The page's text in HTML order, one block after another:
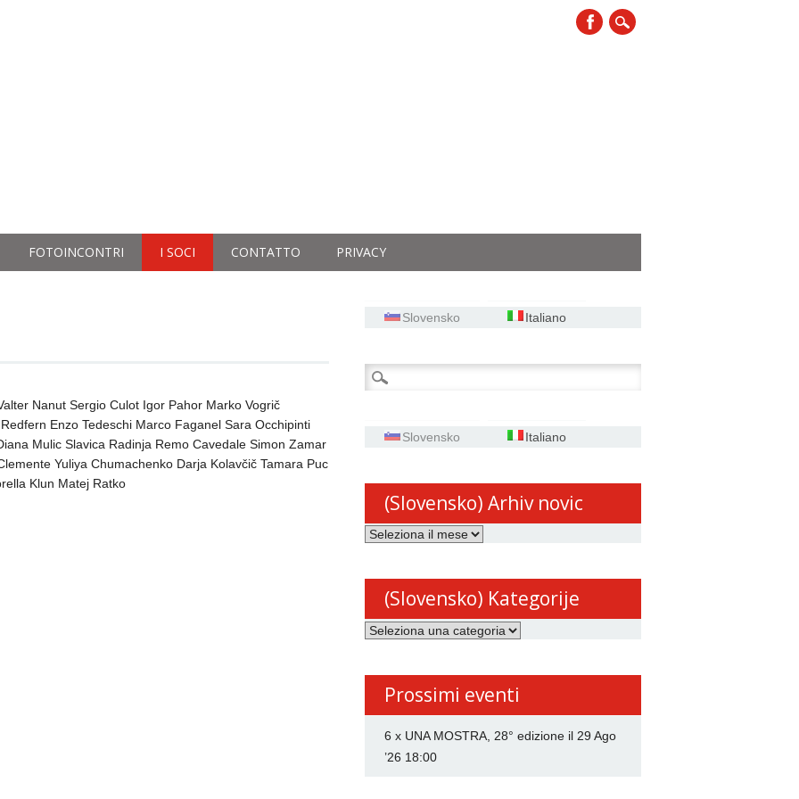
FOTOINCONTRI I SOCI CONTATTO PRIVACY
Nanut Sergio Culot Igor Pahor Marko Vogrič
Enzo Tedeschi Marco Faganel Sara Occhipinti
Mulic Slavica Radinja Remo Cavedale Simon Zamar
Yuliya Chumachenko Darja Kolavčič Tamara Puc
Klun Matej Ratko
Slovensko Italiano
Ricerca
per:
Slovensko Italiano
(Slovensko) Arhiv novic
(Slovensko)
(Slovensko) Kategorije
(Slovensko)
Prossimi eventi
6 x UNA MOSTRA, 28° edizioneil 29 Ago
’26 18:00